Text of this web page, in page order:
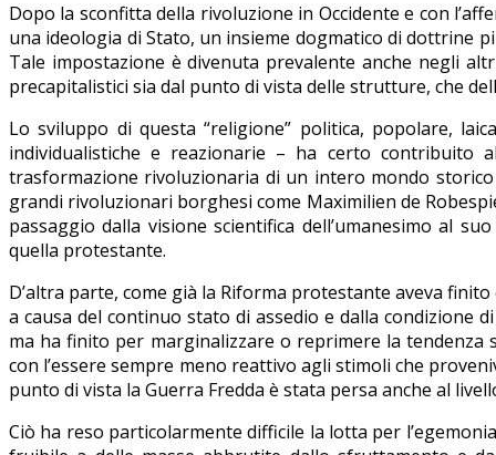
Dopo la sconfitta della rivoluzione in Occidente e con
una ideologia di Stato, un insieme dogmatico di dottrine
Tale impostazione è divenuta prevalente anche negli
precapitalistici sia dal punto di vista delle strutture, che
Lo sviluppo di questa “religione” politica, popolare,
individualistiche e reazionarie – ha certo contribuito
trasformazione rivoluzionaria di un intero mondo
grandi rivoluzionari borghesi come Maximilien de
passaggio dalla visione scientifica dell’umanesimo al
quella protestante.
D’altra parte, come già la Riforma protestante aveva
a causa del continuo stato di assedio e dalla condizione
ma ha finito per marginalizzare o reprimere la tendenza
con l’essere sempre meno reattivo agli stimoli che
punto di vista la Guerra Fredda è stata persa anche al
Ciò ha reso particolarmente difficile la lotta per